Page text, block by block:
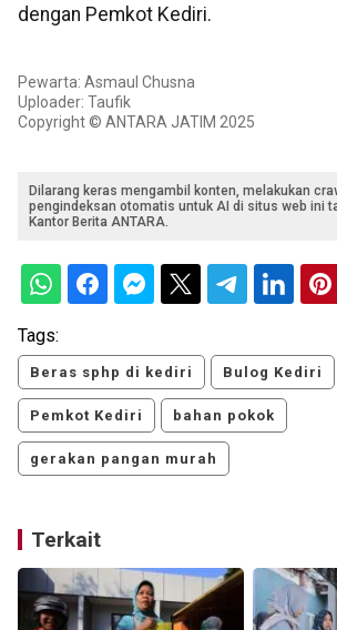
dengan Pemkot Kediri.
Pewarta: Asmaul Chusna
Uploader: Taufik
Copyright © ANTARA JATIM 2025
Dilarang keras mengambil konten, melakukan
pengindeksan otomatis untuk AI di situs web ini
Kantor Berita ANTARA.
Tags:
Beras sphp di kediri Bulog Kediri
Pemkot Kediri bahan pokok
gerakan pangan murah
Terkait